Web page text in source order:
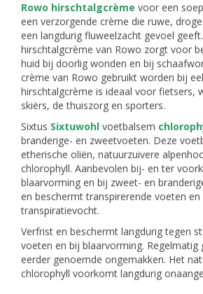
Rowo hirschtalgcrème voor een
een verzorgende crème die ruwe,
een langdurig fluweelzacht gevoel
hirschtalgcrème van Rowo zorgt voor
huid bij doorlig wonden en bij
crème van Rowo gebruikt worden bij
hirschtalgcrème is ideaal voor fietsers,
skiërs, de thuiszorg en sporters.
Sixtus Sixtuwohl voetbalsem
branderige- en zweetvoeten. Deze
etherische oliën, natuurzuivere
chlorophyll. Aanbevolen bij- en ter
blaarvorming en bij zweet- en
en beschermt transpirerende voeten
transpiratievocht.
Verfrist en beschermt langdurig tegen
voeten en bij blaarvorming.
eerder genoemde ongemakken. Het
chlorophyll voorkomt langdurig